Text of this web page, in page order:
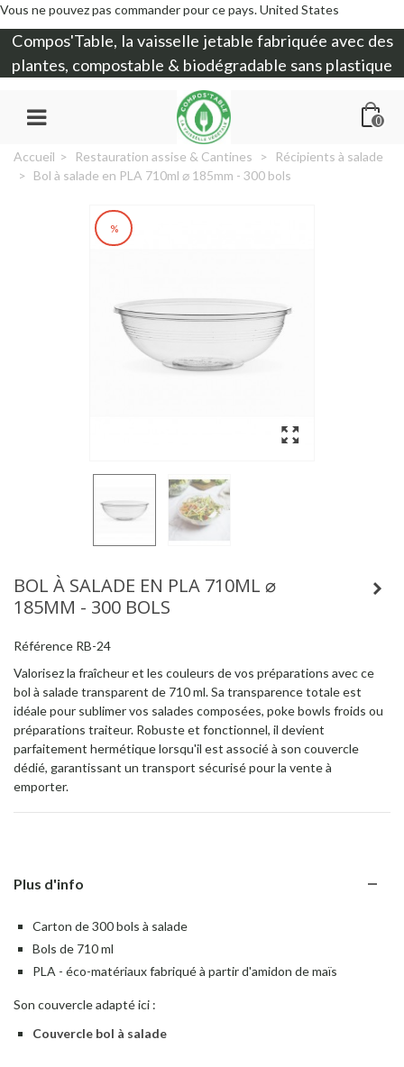
Vous ne pouvez pas commander pour ce pays.United States
Compos'Table, la vaisselle jetable fabriquée avec des
plantes, compostable & biodégradable sans plastique
0
Accueil > Restauration assise & Cantines >
Récipients à salade
> Bol à salade en PLA 710ml ⌀ 185mm - 300 bols
%
BOL À SALADE EN PLA 710ML ⌀
185MM - 300 BOLS
Référence RB-24
Valorisez la fraîcheur et les couleurs de vos préparations avec ce
bol à salade transparent de 710 ml. Sa transparence totale est
idéale pour sublimer vos salades composées, poke bowls froids ou
préparations traiteur. Robuste et fonctionnel, il devient
parfaitement hermétique lorsqu'il est associé à son couvercle
dédié, garantissant un transport sécurisé pour la vente à
emporter.
Plus d'info
Carton de 300 bols à salade
Bols de 710 ml
PLA - éco-matériaux fabriqué à partir d'amidon de maïs
Son couvercle adapté ici :
Couvercle bol à salade